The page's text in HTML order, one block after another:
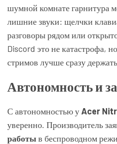
шумной комнате гарнитура
лишние звуки: щелчки
разговоры рядом или
Discord это не катастрофа,
стримов лучше сразу
Автономность и
С автономностью у Acer
уверенно. Производитель
работыв беспроводном